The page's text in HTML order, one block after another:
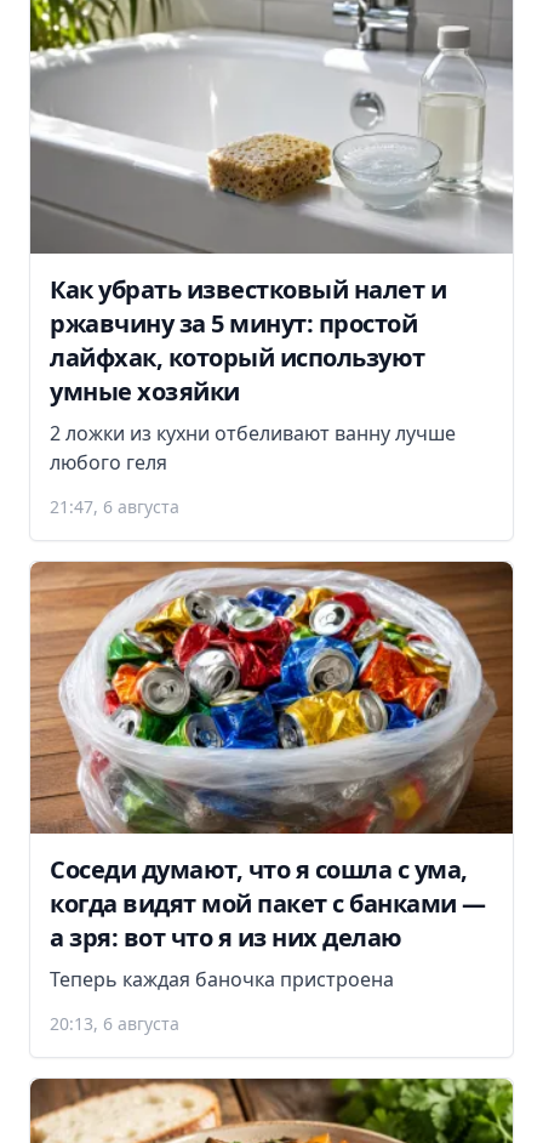
Как убрать известковый налет и
ржавчину за 5 минут: простой
лайфхак, который используют
умные хозяйки
2 ложки из кухни отбеливают ванну лучше
любого геля
21:47, 6 августа
Соседи думают, что я сошла с ума,
когда видят мой пакет с банками —
а зря: вот что я из них делаю
Теперь каждая баночка пристроена
20:13, 6 августа